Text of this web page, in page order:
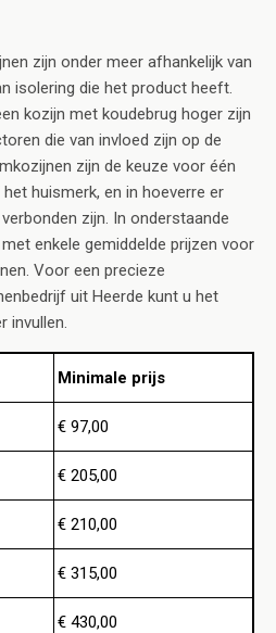
zijn onder meer afhankelijk van
isolering die het product heeft.
kozijn met koudebrug hoger zijn
die van invloed zijn op de
zijn de keuze voor één
huismerk, en in hoeverre er
zijn. In onderstaande
enkele gemiddelde prijzen voor
Voor een precieze
uit Heerde kunt u het
Minimale prijs
€ 97,00
€ 205,00
€ 210,00
€ 315,00
€ 430,00